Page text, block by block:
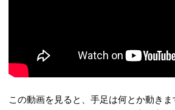
この動画を見ると、手足は何とか動き